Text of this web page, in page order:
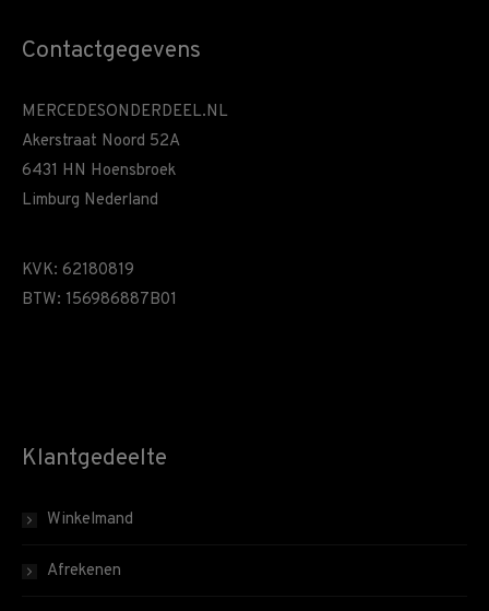
Contactgegevens
MERCEDESONDERDEEL.NL
Akerstraat Noord 52A
6431 HN Hoensbroek
Limburg Nederland
KVK: 62180819
BTW: 156986887B01
Klantgedeelte
Winkelmand
Afrekenen